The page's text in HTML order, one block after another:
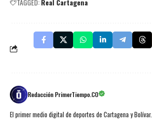
TAGGED:Real Cartagena
Redacción PrimerTiempo.CO
El primer medio digital de deportes de Cartagena y Bolívar.